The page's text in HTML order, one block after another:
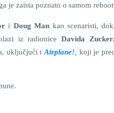
je zaista poznato o samom
i Doug Man kao scenaristi,
iz radionice Davida
uključjući iAirplane!
koji je